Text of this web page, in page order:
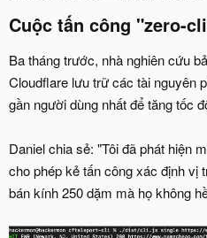
Cuộc tấn công "zero-
Ba tháng trước, nhà nghiên cứu
Cloudflare lưu trữ các tài nguyên
gần người dùng nhất để tăng tốc
Daniel chia sẻ: "Tôi đã phát hiện
cho phép kẻ tấn công xác định vị
bán kính 250 dặm mà họ không